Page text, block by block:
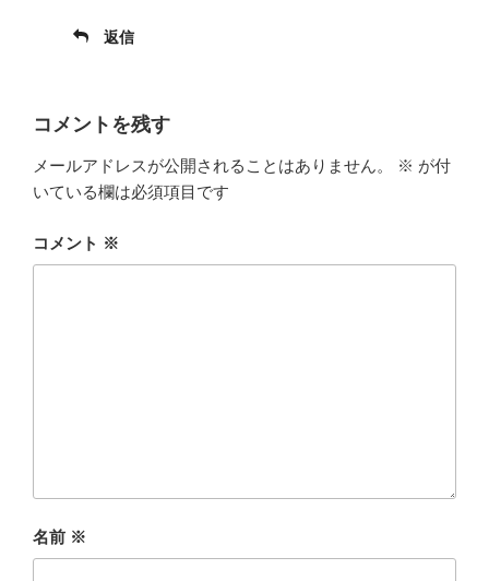
返信
コメントを残す
メールアドレスが公開されることはありません。 ※ が付
いている欄は必須項目です
コメント ※
名前 ※